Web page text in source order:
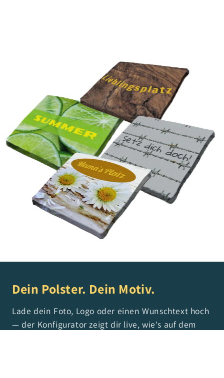
Dein Polster. Dein Motiv.
Lade dein Foto, Logo oder einen Wunschtext hoch
— der Konfigurator zeigt dir live, wie's auf dem